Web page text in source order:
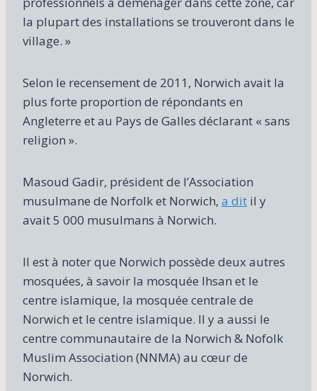
la plupart des installations se trouveront dans le
village. »
Selon le recensement de 2011, Norwich avait la
plus forte proportion de répondants en
Angleterre et au Pays de Galles déclarant « sans
religion ».
Masoud Gadir, président de l’Association
musulmane de Norfolk et Norwich, a dit il y
avait 5 000 musulmans à Norwich.
Il est à noter que Norwich possède deux autres
mosquées, à savoir la mosquée Ihsan et le
centre islamique, la mosquée centrale de
Norwich et le centre islamique. Il y a aussi le
centre communautaire de la Norwich & Nofolk
Muslim Association (NNMA) au cœur de
Norwich.